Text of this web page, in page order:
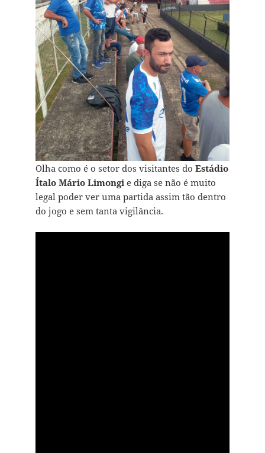
Olha como é o setor dos visitantes do Estádio
Ítalo Mário Limongie diga se não é muito
legal poder ver uma partida assim tão dentro
do jogo e sem tanta vigilância.